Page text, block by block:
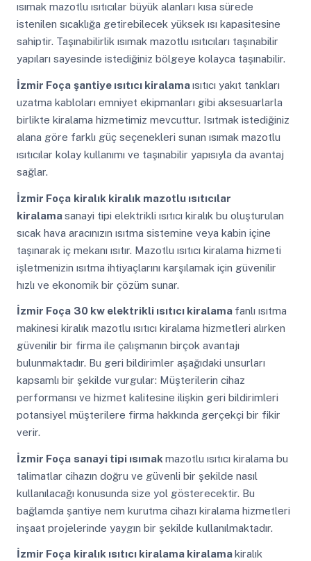
ısımak mazotlu ısıtıcılar büyük alanları kısa sürede
istenilen sıcaklığa getirebilecek yüksek ısı kapasitesine
sahiptir. Taşınabilirlik ısımak mazotlu ısıtıcıları taşınabilir
yapıları sayesinde istediğiniz bölgeye kolayca taşınabilir.
İzmir Foça şantiye ısıtıcı kiralamaısıtıcı yakıt tankları
uzatma kabloları emniyet ekipmanları gibi aksesuarlarla
birlikte kiralama hizmetimiz mevcuttur. Isıtmak istediğiniz
alana göre farklı güç seçenekleri sunan ısımak mazotlu
ısıtıcılar kolay kullanımı ve taşınabilir yapısıyla da avantaj
sağlar.
İzmir Foça kiralık kiralık mazotlu ısıtıcılar
kiralamasanayi tipi elektrikli ısıtıcı kiralık bu oluşturulan
sıcak hava aracınızın ısıtma sistemine veya kabin içine
taşınarak iç mekanı ısıtır. Mazotlu ısıtıcı kiralama hizmeti
işletmenizin ısıtma ihtiyaçlarını karşılamak için güvenilir
hızlı ve ekonomik bir çözüm sunar.
İzmir Foça 30 kw elektrikli ısıtıcı kiralama fanlı ısıtma
makinesi kiralık mazotlu ısıtıcı kiralama hizmetleri alırken
güvenilir bir firma ile çalışmanın birçok avantajı
bulunmaktadır. Bu geri bildirimler aşağıdaki unsurları
kapsamlı bir şekilde vurgular: Müşterilerin cihaz
performansı ve hizmet kalitesine ilişkin geri bildirimleri
potansiyel müşterilere firma hakkında gerçekçi bir fikir
verir.
İzmir Foça sanayi tipi ısımak mazotlu ısıtıcı kiralama bu
talimatlar cihazın doğru ve güvenli bir şekilde nasıl
kullanılacağı konusunda size yol gösterecektir. Bu
bağlamda şantiye nem kurutma cihazı kiralama hizmetleri
inşaat projelerinde yaygın bir şekilde kullanılmaktadır.
İzmir Foça kiralık ısıtıcı kiralama kiralama kiralık